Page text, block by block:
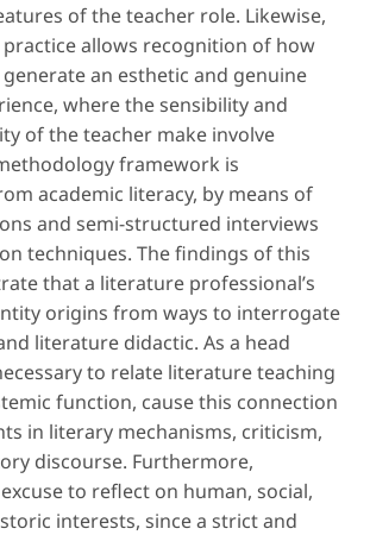
of the teacher role. Likewise,
allows recognition of how
an esthetic and genuine
where the sensibility and
of the teacher make involve
framework is
academic literacy, by means of
and semi-structured interviews
techniques. The findings of this
that a literature professional’s
origins from ways to interrogate
literature didactic. As a head
to relate literature teaching
function, cause this connection
in literary mechanisms, criticism,
discourse. Furthermore,
to reflect on human, social,
interests, since a strict and